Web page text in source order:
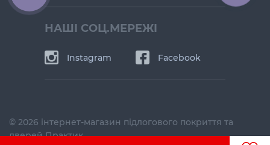
НАШІ СОЦ.МЕРЕЖІ
Instagram Facebook
© 2026 інтернет-магазин підлогового покриття та
дверей Практик